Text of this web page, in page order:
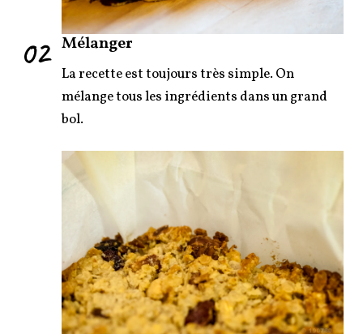
02 Mélanger
La recette est toujours très simple. On
mélange tous les ingrédients dans un grand
bol.